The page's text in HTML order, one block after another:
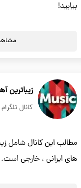
بیابید!
زیباترین
کانال
مطالب این کانال شامل
های ایرانی ، خارجی